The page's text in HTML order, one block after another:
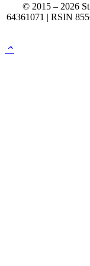
© 2015 – 2026
64361071 | RSIN
keyboard_arrow_up